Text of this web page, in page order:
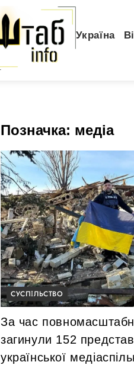
Україна
Позначка: медіа
СУСПІЛЬСТВО
За час
загинули 152
української